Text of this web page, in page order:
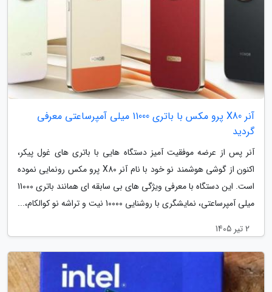
آنر X80 پرو مکس با باتری 11000 میلی آمپرساعتی معرفی
گردید
آنر پس از عرضه موفقیت آمیز دستگاه هایی با باتری های غول پیکر،
اکنون از گوشی هوشمند نو خود با نام آنر X80 پرو مکس رونمایی نموده
است. این دستگاه با معرفی ویژگی های بی سابقه ای همانند باتری 11000
میلی آمپرساعتی، نمایشگری با روشنایی 10000 نیت و تراشه نو کوالکام،...
2 تیر 1405